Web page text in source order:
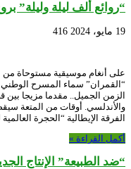
“روائع ألف ليلة وليلة”
19 مايو، 2024 416
على أنغام موسيقية مستوحاة من
“القمران” سماء المسرح الوطني
الزمن الجميل.. مقدما مزيجا بين
والأندلسي. أوقات من المتعة
الفرقة الإيطالية “الحجرة
أكمل القراءة »
“ضد الطبيعة” الإنتاج